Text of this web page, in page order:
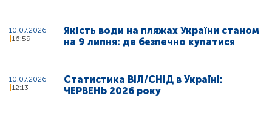
10.07.2026
16:59
Якість води на пляжах України станом
на 9 липня: де безпечно купатися
10.07.2026
12:13
Статистика ВІЛ/СНІД в Україні:
ЧЕРВЕНЬ 2026 року